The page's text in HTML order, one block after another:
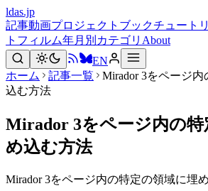
ldas.jp
記事動画プロジェクト ブックチュート
トフィルム年月別 カテゴリ About
EN
ホーム
記事一覧
Mirador 3をページ
込む方法
Mirador 3をページ内の特
め込む方法
Mirador 3をページ内の特定の領域に埋